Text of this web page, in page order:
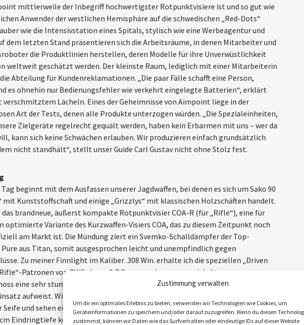
Zustimmung verwalten
Um dir ein optimales Erlebnis zu bieten, verwenden wir Technologien wie Cookies, um
Geräteinformationen zu speichern und/oder darauf zuzugreifen. Wenn du diesen
zustimmst, können wir Daten wie das Surfverhalten oder eindeutige IDs auf dieser Website
mittlerweile der Inbegriff hochwertigster Rotpunktvisiere ist und so gut wie
Anwender der westlichen Hemisphäre auf die schwedischen „Red-Dots“
wie die Intensivstation eines Spitals, stylisch wie eine Werbeagentur und
dem letzten Stand präsentieren sich die Arbeitsräume, in denen Mitarbeiter und
die Produktlinien herstellen, deren Modelle für ihre Unverwüstlichkeit
weltweit geschätzt werden. Der kleinste Raum, lediglich mit einer Mitarbeiterin
Abteilung für Kundenreklamationen. „Die paar Fälle schafft eine Person,
es ohnehin nur Bedienungsfehler wie verkehrt eingelegte Batterien“, erklärt
verschmitztem Lächeln. Eines der Geheimnisse von Aimpoint liege in der
Art der Tests, denen alle Produkte unterzogen würden. „Die Spezialeinheiten,
Zielgeräte regelrecht gequält werden, haben kein Erbarmen mit uns – wer da
kann sich keine Schwächen erlauben. Wir produzieren einfach grundsätzlich
nicht standhält“, stellt unser Guide Carl Gustav nicht ohne Stolz fest.
beginnt mit dem Ausfassen unserer Jagdwaffen, bei denen es sich um Sako 90
mit Kunststoffschaft und einige „Grizzlys“ mit klassischen Holzschäften handelt.
brandneue, äußerst kompakte Rotpunktvisier COA-R (für „Rifle“), eine für
optimierte Variante des Kurzwaffen-Visiers COA, das zu diesem Zeitpunkt noch
am Markt ist. Die Mündung ziert ein Svemko-Schalldämpfer der Top-
aus Titan, somit ausgesprochen leicht und unempfindlich gegen
Zu meiner Finnlight im Kaliber .308 Win. erhalte ich die speziellen „Driven
Patronen von RWS, deren 9,7 Gramm schweres, vernickeltes
eine sehr stumpfe Spitze mit großem Hohlspitz und flachem
aufweist. Wir beschießen damit gleich zu Beginn einen Block aus
und sehen eindrucksvoll, wie das Geschoss seine Energie innerhalb von
Eindringtiefe komplett an das Zielmedium abgibt. Mit hoher Stoppwirkung